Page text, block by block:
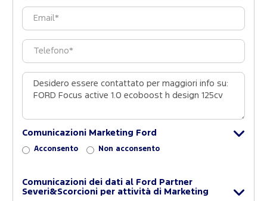
Comunicazioni Marketing Ford
Acconsento Non acconsento
Comunicazioni dei dati al Ford Partner
Severi&Scorcioni per attività di Marketing